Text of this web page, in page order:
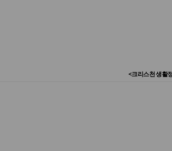
<크리스천 생활